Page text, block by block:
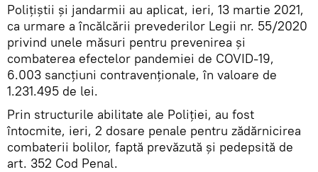
Polițiștii și jandarmii au aplicat, ieri, 13 martie 2021,
ca urmare a încălcării prevederilor Legii nr. 55/2020
privind unele măsuri pentru prevenirea și
combaterea efectelor pandemiei de COVID-19,
6.003 sancţiuni contravenţionale, în valoare de
1.231.495 de lei.
Prin structurile abilitate ale Poliției, au fost
întocmite, ieri, 2 dosare penale pentru zădărnicirea
combaterii bolilor, faptă prevăzută și pedepsită de
art. 352 Cod Penal.